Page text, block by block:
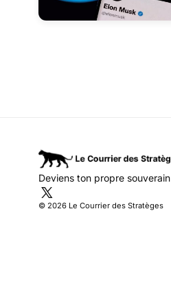
Deviens ton propre souverain
© 2026 Le Courrier des Stratèges